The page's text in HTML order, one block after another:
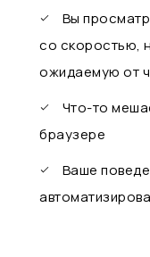
Вы
со скоростью,
ожидаемую от
Что-то
браузере
Ваше